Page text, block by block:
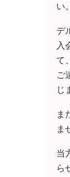
い。
デ
入
て
ご
じ
ま
ま
当
ら